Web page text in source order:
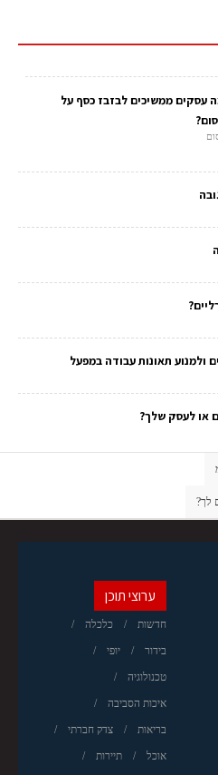
עסקים ממשיכים לבזבז כסף על
ולמנוע תאונות עבודה במפעל
או לעסק שלך?
לך?
ערוצי תוכן
חדשות כלכלה
בידור יופי
טכנולוגיה
איכות הסביבה
בריאות צדק חברתי
אוכל תיירות